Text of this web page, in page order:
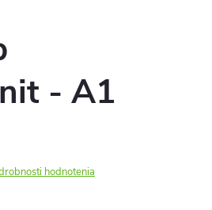
- A1
hodnotenia